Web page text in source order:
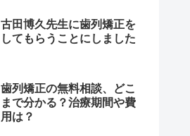
古田博久先生に歯列矯正を
してもらうことにしました
歯列矯正の無料相談、どこ
まで分かる？治療期間や費
用は？